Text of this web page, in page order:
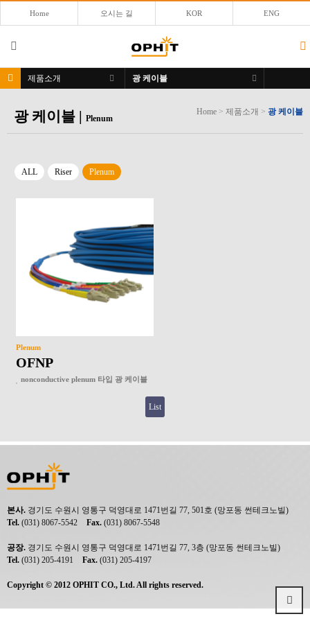
Home 오시는 길 KOR ENG
제품소개 광 케이블
광 케이블 | Plenum
Home > 제품소개 > 광 케이블
ALL Riser Plenum
Plenum
OFNP
nonconductive plenum 타입 광 케이블
List
본사. 경기도 수원시 영통구 덕영대로 1471번길 77, 501호 (망포동 썬테크노빌)
Tel. (031) 8067-5542 Fax. (031) 8067-5548
공장. 경기도 수원시 영통구 덕영대로 1471번길 77, 3층 (망포동 썬테크노빌)
Tel. (031) 205-4191 Fax. (031) 205-4197
Copyright © 2012 OPHIT CO., Ltd. All rights reserved.